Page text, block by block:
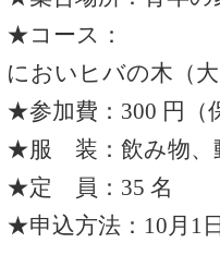
★コース：
においヒバの木（
★参加費：300 円（
★服 装：飲み物、
★定 員：35 名
★申込方法：10月1